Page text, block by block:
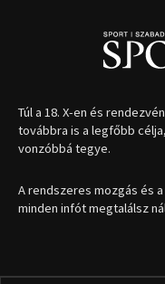
Túl a 18. X-en és
továbbra is a legfőbb
vonzóbbá tegye.
A rendszeres mozgás és
minden infót megtalálsz